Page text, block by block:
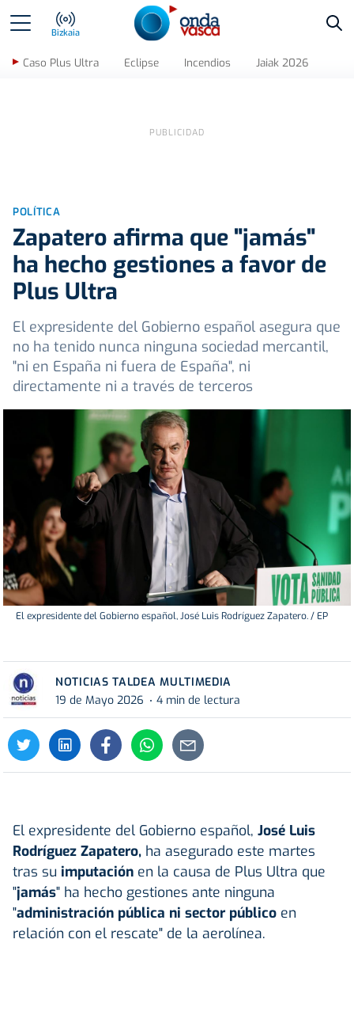
Bizkaia
Caso Plus Ultra Eclipse Incendios Jaiak 2026
POLÍTICA
Zapatero afirma que "jamás"
ha hecho gestiones a favor de
Plus Ultra
El expresidente del Gobierno español asegura que
no ha tenido nunca ninguna sociedad mercantil,
"ni en España ni fuera de España", ni
directamente ni a través de terceros
El expresidente del Gobierno español, José Luis Rodríguez Zapatero. / EP
NOTICIAS TALDEA MULTIMEDIA
19 de Mayo 2026
4 min de lectura
El expresidente del Gobierno español, José Luis
Rodríguez Zapatero, ha asegurado este martes
tras su imputación en la causa de Plus Ultra que
"jamás" ha hecho gestiones ante ninguna
"administración pública ni sector público en
relación con el rescate" de la aerolínea.